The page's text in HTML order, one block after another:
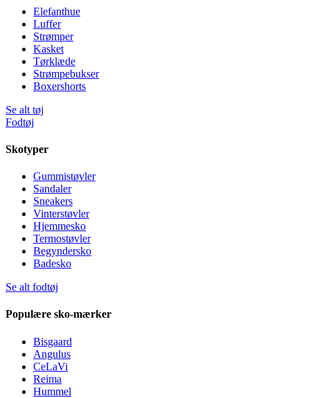
Elefanthue
Luffer
Strømper
Kasket
Tørklæde
Strømpebukser
Boxershorts
Se alt tøj
Fodtøj
Skotyper
Gummistøvler
Sandaler
Sneakers
Vinterstøvler
Hjemmesko
Termostøvler
Begyndersko
Badesko
Se alt fodtøj
Populære sko-mærker
Bisgaard
Angulus
CeLaVi
Reima
Hummel